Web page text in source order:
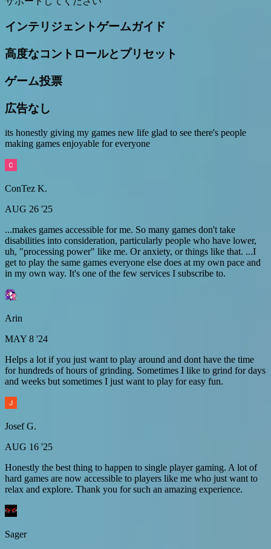
インテリジェントゲームガイド
高度なコントロールとプリセット
ゲーム投票
広告なし
its honestly giving my games new life glad to see there's people
making games enjoyable for everyone
ConTez K.
AUG 26 '25
...makes games accessible for me. So many games don't take
disabilities into consideration, particularly people who have lower,
uh, "processing power" like me. Or anxiety, or things like that. ...I
get to play the same games everyone else does at my own pace and
in my own way. It's one of the few services I subscribe to.
Arin
MAY 8 '24
Helps a lot if you just want to play around and dont have the time
for hundreds of hours of grinding. Sometimes I like to grind for days
and weeks but sometimes I just want to play for easy fun.
Josef G.
AUG 16 '25
Honestly the best thing to happen to single player gaming. A lot of
hard games are now accessible to players like me who just want to
relax and explore. Thank you for such an amazing experience.
Sager